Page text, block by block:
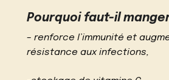
Pourquoi faut-il
– renforce l’immunité et
résistance aux infections,